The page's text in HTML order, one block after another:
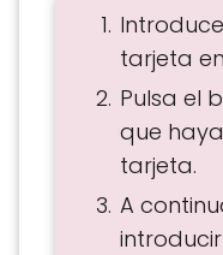
tarjeta
Pulsa el
que
tarjeta.
A
introducir